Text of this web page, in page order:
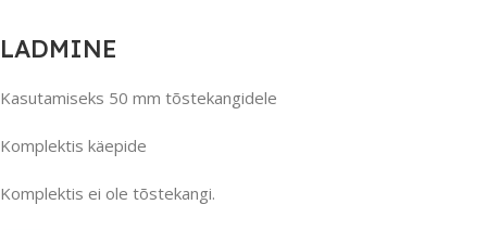
LADMINE
Kasutamiseks 50 mm tõstekangidele
Komplektis käepide
Komplektis ei ole tõstekangi.